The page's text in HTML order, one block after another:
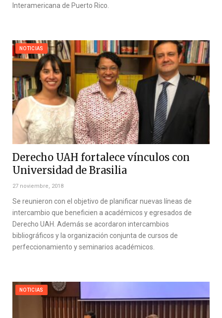
Interamericana de Puerto Rico.
NOTICIAS
Derecho UAH fortalece vínculos con
Universidad de Brasilia
27 noviembre, 2018
Se reunieron con el objetivo de planificar nuevas líneas de
intercambio que beneficien a académicos y egresados de
Derecho UAH. Además se acordaron intercambios
bibliográficos y la organización conjunta de cursos de
perfeccionamiento y seminarios académicos.
NOTICIAS